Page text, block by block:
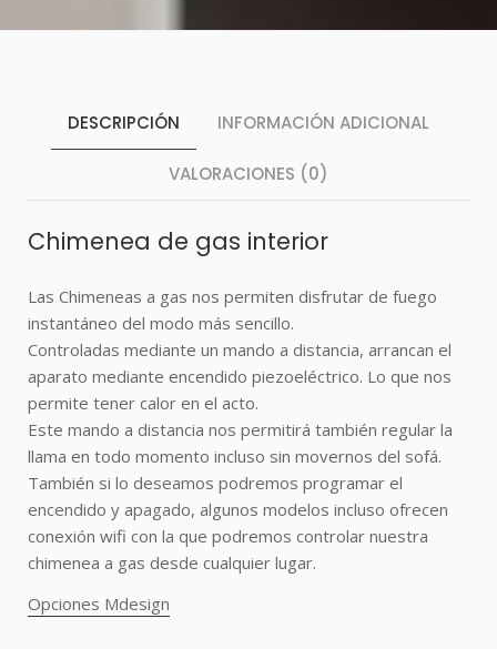
DESCRIPCIÓN INFORMACIÓN ADICIONAL
VALORACIONES (0)
Chimenea de gas interior
Las Chimeneas a gas nos permiten disfrutar de fuego
instantáneo del modo más sencillo.
Controladas mediante un mando a distancia, arrancan el
aparato mediante encendido piezoeléctrico. Lo que nos
permite tener calor en el acto.
Este mando a distancia nos permitirá también regular la
llama en todo momento incluso sin movernos del sofá.
También si lo deseamos podremos programar el
encendido y apagado, algunos modelos incluso ofrecen
conexión wifi con la que podremos controlar nuestra
chimenea a gas desde cualquier lugar.
Opciones Mdesign